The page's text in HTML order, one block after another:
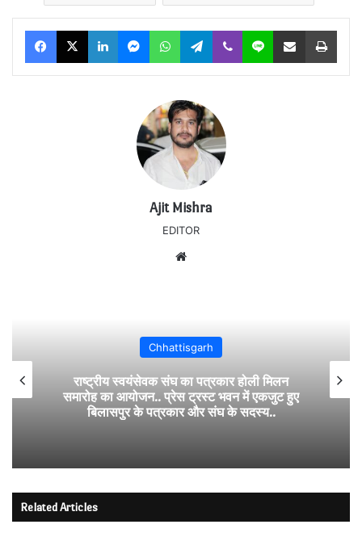
Facebook
X LinkedInMessengerWhatsAppTelegram
Viber Line Share via Email Print
Ajit Mishra
EDITOR
Chhattisgarh
राष्ट्रीय स्वयंसेवक संघ का पत्रकार होली मिलन
समारोह का आयोजन.. प्रेस ट्रस्ट भवन में एकजुट हुए
बिलासपुर के पत्रकार और संघ के सदस्य..
Related Articles